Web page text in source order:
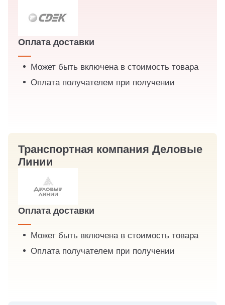
Оплата доставки
Может быть включена в стоимость товара
Оплата получателем при получении
Транспортная компания Деловые
Линии
Оплата доставки
Может быть включена в стоимость товара
Оплата получателем при получении